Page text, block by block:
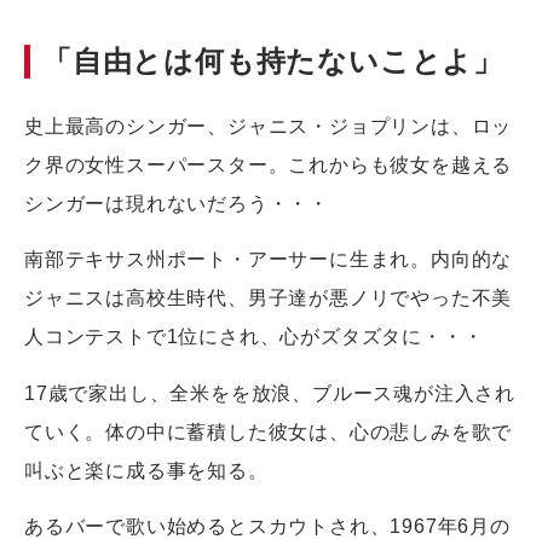
「自由とは何も持たないことよ」
史上最高のシンガー、ジャニス・ジョプリンは、ロッ
ク界の女性スーパースター。これからも彼女を越える
シンガーは現れないだろう・・・
南部テキサス州ポート・アーサーに生まれ。内向的な
ジャニスは高校生時代、男子達が悪ノリでやった不美
人コンテストで1位にされ、心がズタズタに・・・
17歳で家出し、全米をを放浪、ブルース魂が注入され
ていく。体の中に蓄積した彼女は、心の悲しみを歌で
叫ぶと楽に成る事を知る。
あるバーで歌い始めるとスカウトされ、1967年6月の